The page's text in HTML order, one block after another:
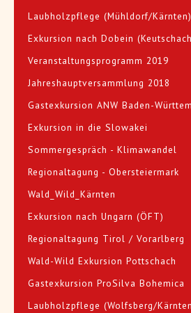
Laubholzpflege (Mühldorf/Kärnten)
Exkursion nach Dobein
Veranstaltungsprogramm 2019
Jahreshauptversammlung 2018
Gastexkursion ANW Baden-
Exkursion in die Slowakei
Sommergespräch - Klimawandel
Regionaltagung - Obersteiermark
Wald_Wild_Kärnten
Exkursion nach Ungarn (ÖFT)
Regionaltagung Tirol / Vorarlberg
Wald-Wild Exkursion Pottschach
Gastexkursion ProSilva Bohemica
Laubholzpflege (Wolfsberg/